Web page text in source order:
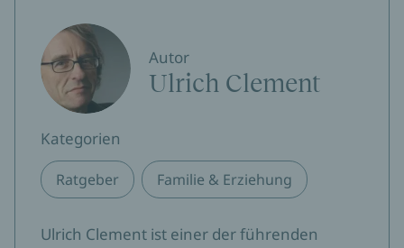
Autor
Ulrich Clement
Kategorien
Ratgeber Familie & Erziehung
Ulrich Clement ist einer der führenden